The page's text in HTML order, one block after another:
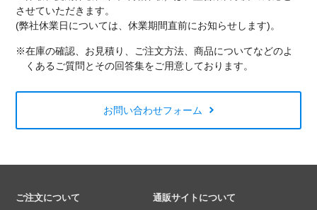
させていただきます。
(弊社休業日については、休業期間直前にお知らせします)。
※在庫の確認、お見積り、ご注文方法、商品についてなどのよ
くあるご質問とその回答集をご用意しております。
お問い合わせフォーム
ご注文について 通販サイトについて